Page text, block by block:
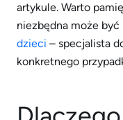
artykule. Warto
niezbędna może być
dzieci – specjalista
konkretnego